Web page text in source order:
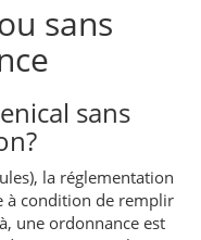
sans
sans
la réglementation
à condition de remplir
une ordonnance est